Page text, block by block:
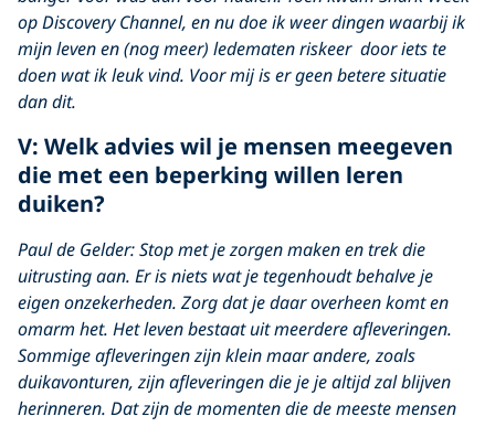
op Discovery Channel, en nu doe ik weer dingen waarbij ik
mijn leven en (nog meer) ledematen riskeer door iets te
doen wat ik leuk vind. Voor mij is er geen betere situatie
dan dit.
V: Welk advies wil je mensen meegeven
die met een beperking willen leren
duiken?
Paul de Gelder: Stop met je zorgen maken en trek die
uitrusting aan. Er is niets wat je tegenhoudt behalve je
eigen onzekerheden. Zorg dat je daar overheen komt en
omarm het. Het leven bestaat uit meerdere afleveringen.
Sommige afleveringen zijn klein maar andere, zoals
duikavonturen, zijn afleveringen die je je altijd zal blijven
herinneren. Dat zijn de momenten die de meeste mensen